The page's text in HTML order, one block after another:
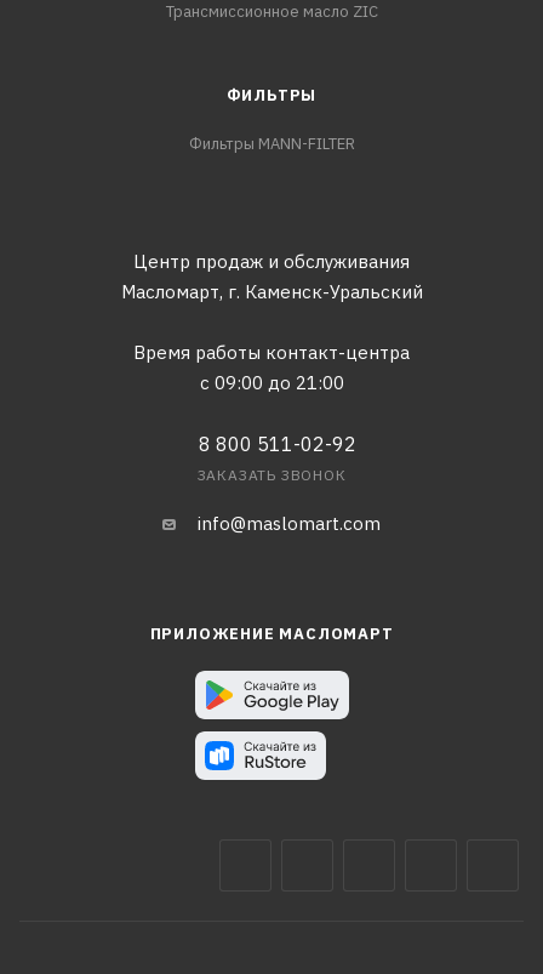
Трансмиссионное масло ZIC
ФИЛЬТРЫ
Фильтры MANN-FILTER
Центр продаж и обслуживания
Масломарт, г. Каменск-Уральский
Время работы контакт-центра
с 09:00 до 21:00
8 800 511-02-92
ЗАКАЗАТЬ ЗВОНОК
info@maslomart.com
ПРИЛОЖЕНИЕ МАСЛОМАРТ